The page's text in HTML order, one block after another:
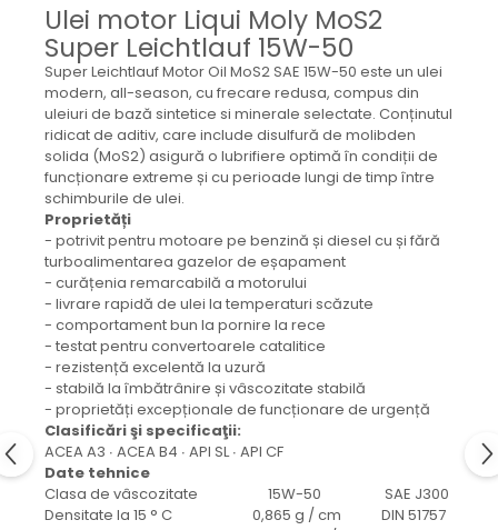
Electropompa si motoare
electrice
Burdufuri si cilindri hidraulici
Role, bucsi si bolturi
BEHRENS
Bolturi - role - bucse
Burdufe si cilindri
Mecanice
Electrice
Hidraulice
Motoare electrice si pompe
SÖRENSEN
Mecanice
Electrice
Hidraulice
Cilindri hidraulici si burdufe
protectie
Grup electropompa
Ulei motor Liqui Moly MoS2
Super Leichtlauf 15W-50
Super Leichtlauf Motor Oil MoS2 SAE 15W-50 este un ulei
modern, all-season, cu frecare redusa, compus din
uleiuri de bază sintetice si minerale selectate. Conținutul
ridicat de aditiv, care include disulfură de molibden
solida (MoS2) asigură o lubrifiere optimă în condiții de
funcționare extreme și cu perioade lungi de timp între
schimburile de ulei.
Proprietăți
- potrivit pentru motoare pe benzină și diesel cu și fără
turboalimentarea gazelor de eșapament
- curățenia remarcabilă a motorului
- livrare rapidă de ulei la temperaturi scăzute
- comportament bun la pornire la rece
- testat pentru convertoarele catalitice
- rezistență excelentă la uzură
- stabilă la îmbătrânire și vâscozitate stabilă
- proprietăți excepționale de funcționare de urgență
Clasificări şi specificaţii:
ACEA A3 ∙ ACEA B4 ∙ API SL ∙ API CF
Date tehnice
Clasa de vâscozitate 15W-50 SAE J300
Densitate la 15 ° C 0,865 g / cm DIN 51757